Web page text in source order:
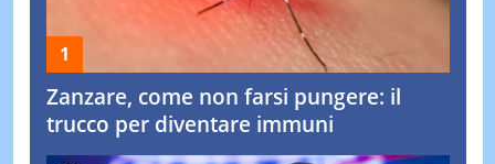
Zanzare, come non farsi pungere: il
trucco per diventare immuni